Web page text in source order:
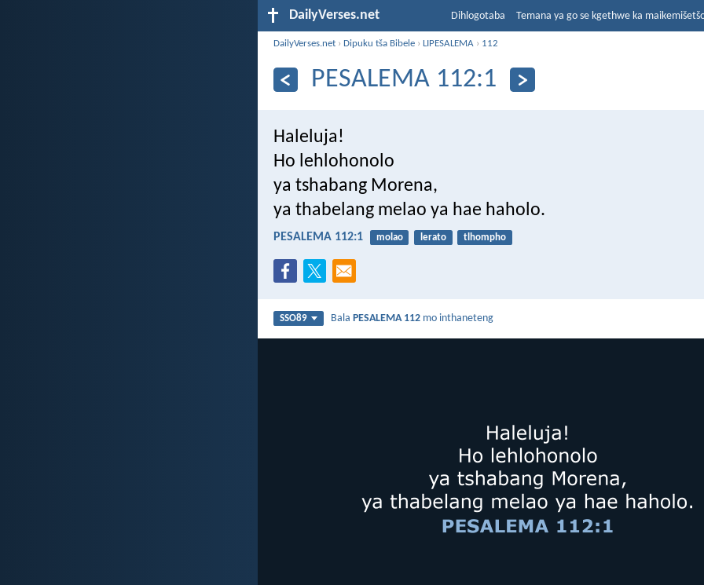
DailyVerses.net Dihlogotaba Temana ya go se kgethwe ka
DailyVerses.net ›Dipuku tša Bibele ›LIPESALEMA › 112
PESALEMA 112:1
Haleluja!
Ho lehlohonolo
ya tshabang Morena,
ya thabelang melao ya hae haholo.
PESALEMA 112:1 molao lerato tlhompho
SSO89 BalaPESALEMA 112 mo inthaneteng